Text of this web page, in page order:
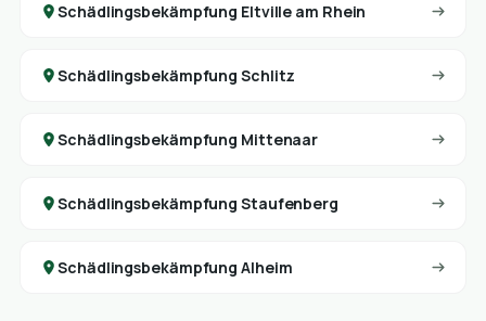
Schädlingsbekämpfung Eltville am Rhein
Schädlingsbekämpfung Schlitz
Schädlingsbekämpfung Mittenaar
Schädlingsbekämpfung Staufenberg
Schädlingsbekämpfung Alheim